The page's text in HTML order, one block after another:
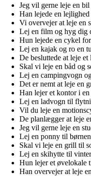
Jeg vil gerne leje en
Han lejede en
Vi overvejer at leje en
Lej en film og hyg dig
Hun lejede en cykel
Lej en kajak og ro en
De besluttede at leje
Skal vi leje en båd og
Lej en campingvogn
Det er nemt at leje en
Han lejer et kontor i
Lej en ladvogn til
Vil du leje en
De planlægger at leje
Jeg vil gerne leje en
Lej en ponny til
Skal vi leje en grill til
Lej en skihytte til
Hun lejer et øvelokale
Han overvejer at leje